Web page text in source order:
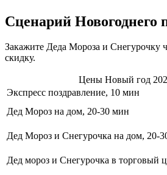
Сценарий Новогоднего
Закажите Деда Мороза и Снегурочку
скидку.
Цены Новый год
Экспресс поздравление, 10 мин
Дед Мороз на дом, 20-30 мин
Дед Мороз и Снегурочка на дом, 20-
Дед мороз и Снегурочка в торговый